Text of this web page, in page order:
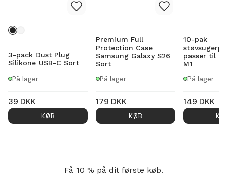
3-pack Dust Plug
Silikone USB-C Sort
På lager
39 DKK
KØB
Premium Full
Protection Case
Samsung Galaxy S26
Sort
På lager
179 DKK
KØB
10-pak
passer til
M1
På lager
149 DKK
Få 10 % på dit første køb.